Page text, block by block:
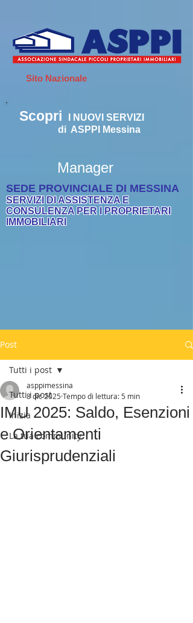
Sito Nazionale
Scopri
NUOVI SERVIZI
di ASPPI Messina
Manager
SEDE PROVINCIALE DI MESSINA
SERVIZI DI ASSISTENZA E
CONSULENZA PER I PROPRIETARI
IMMOBILIARI
Post
Tutti i post
Inizia
La tua community
Tutti i post
IMU 2025: Saldo, Esenzioni
e Orientamenti
Giurisprudenziali
asppimessina
8 dic 2025 Tempo di lettura: 5 min